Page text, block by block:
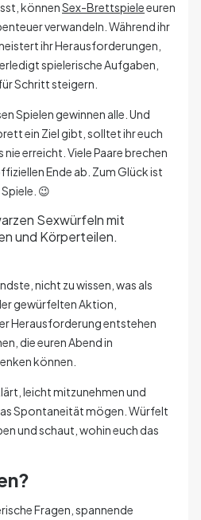
könnenSex-Brettspieleeuren
verwandeln. Während ihr
ihr Herausforderungen,
spielerische Aufgaben,
Schritt steigern.
Spielen gewinnen alle. Und
ein Ziel gibt, solltet ihr euch
erreicht. Viele Paare brechen
Ende ab. Zum Glück ist
😉
nicht zu wissen, was als
gewürfelten Aktion,
Herausforderung entstehen
die euren Abend in
können.
leicht mitzunehmen und
Spontaneität mögen. Würfelt
und schaut, wohin euch das
Fragen, spannende